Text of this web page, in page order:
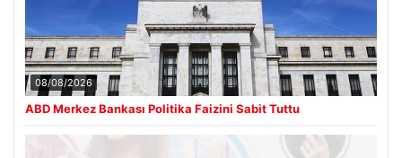
08/08/2026
ABD Merkez Bankası Politika Faizini Sabit Tuttu